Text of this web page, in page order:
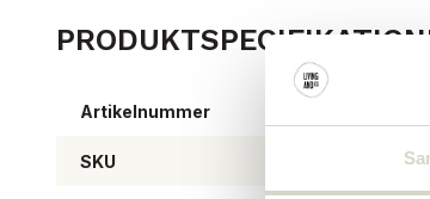
Artikelnummer
SKU